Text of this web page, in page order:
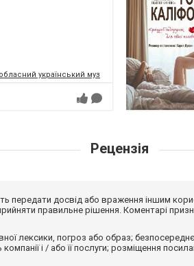
український музично-драматичний
Рецензія
передати досвід або враження іншим
правильне рішення. Коментарі
лексики, погроз або образ;
і / або її послуги; розміщення